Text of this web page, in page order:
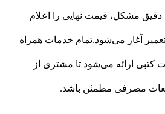
مشکل، قیمت نهایی را اعلام
آغاز می‌شود.تمام خدمات همراه
کتبی ارائه می‌شود تا مشتری از
مصرفی مطمئن باشد.